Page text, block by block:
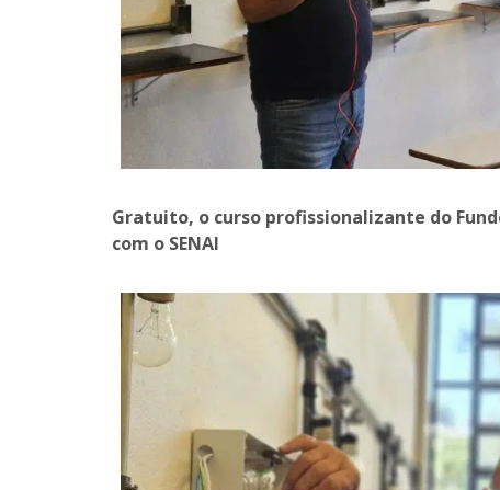
Gratuito, o curso profissionalizante do
com o SENAI